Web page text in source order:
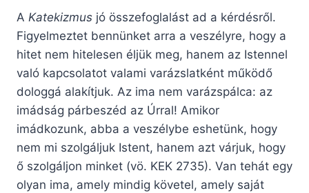
A Katekizmus jó összefoglalást ad a kérdésről.
Figyelmeztet bennünket arra a veszélyre, hogy a
hitet nem hitelesen éljük meg, hanem az Istennel
való kapcsolatot valami varázslatként működő
dologgá alakítjuk. Az ima nem varázspálca: az
imádság párbeszéd az Úrral! Amikor
imádkozunk, abba a veszélybe eshetünk, hogy
nem mi szolgáljuk Istent, hanem azt várjuk, hogy
ő szolgáljon minket (vö. KEK 2735). Van tehát egy
olyan ima, amely mindig követel, amely saját